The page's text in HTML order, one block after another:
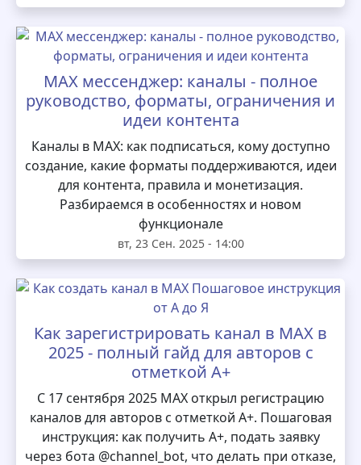
MAX мессенджер: каналы - полное
руководство, форматы, ограничения и
идеи контента
Каналы в MAX: как подписаться, кому доступно
создание, какие форматы поддерживаются, идеи
для контента, правила и монетизация.
Разбираемся в особенностях и новом
функционале
вт, 23 Сен. 2025 - 14:00
Как зарегистрировать канал в MAX в
2025 - полный гайд для авторов с
отметкой А+
С 17 сентября 2025 MAX открыл регистрацию
каналов для авторов с отметкой А+. Пошаговая
инструкция: как получить А+, подать заявку
через бота @channel_bot, что делать при отказе,